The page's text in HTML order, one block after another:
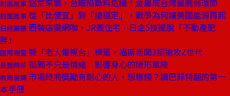
封面故事 鋁荒來襲，台廠陷斷料危機！金屬成台灣最脆弱環節
封面故事 從「比便宜」到「搶穩定」，戰爭為何讓美國能源再起
日經嚴選 西裝店變網咖、JR蓋住宅，日企5技擺脫「不動產肥
胖」
國際視窗 撕「老人電視台」標籤，福斯新聞3招搶攻Z世代
良醫問診 孤獨不只是情緒 影響身心的隱形風險
商周書摘 市場終將獎勵有耐心的人，想賺錢？讀巴菲特翻的第一
本手冊